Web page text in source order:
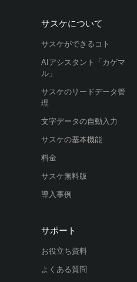
サスケについて
サスケができるコト
AIアシスタント「カゲマ
ル」
サスケのリードデータ管
理
文字データの自動入力
サスケの基本機能
料金
サスケ無料版
導入事例
サポート
お役立ち資料
よくある質問